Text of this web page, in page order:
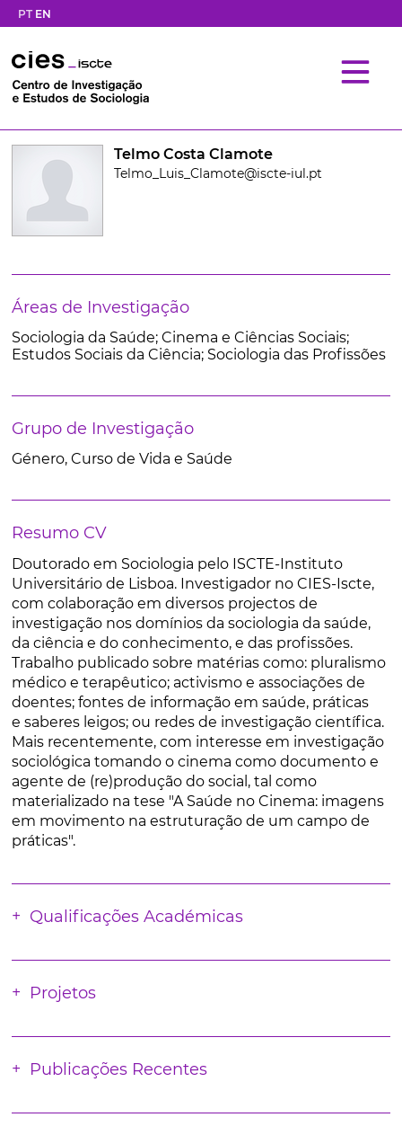
PT EN
Telmo Costa Clamote
Telmo_Luis_Clamote@iscte-iul.pt
Áreas de Investigação
Sociologia da Saúde; Cinema e Ciências Sociais;
Estudos Sociais da Ciência; Sociologia das Profissões
Grupo de Investigação
Género, Curso de Vida e Saúde
Resumo CV
Doutorado em Sociologia pelo ISCTE-Instituto
Universitário de Lisboa. Investigador no CIES-Iscte,
com colaboração em diversos projectos de
investigação nos domínios da sociologia da saúde,
da ciência e do conhecimento, e das profissões.
Trabalho publicado sobre matérias como: pluralismo
médico e terapêutico; activismo e associações de
doentes; fontes de informação em saúde, práticas
e saberes leigos; ou redes de investigação científica.
Mais recentemente, com interesse em investigação
sociológica tomando o cinema como documento e
agente de (re)produção do social, tal como
materializado na tese "A Saúde no Cinema: imagens
em movimento na estruturação de um campo de
práticas".
Qualificações Académicas
Projetos
Publicações Recentes